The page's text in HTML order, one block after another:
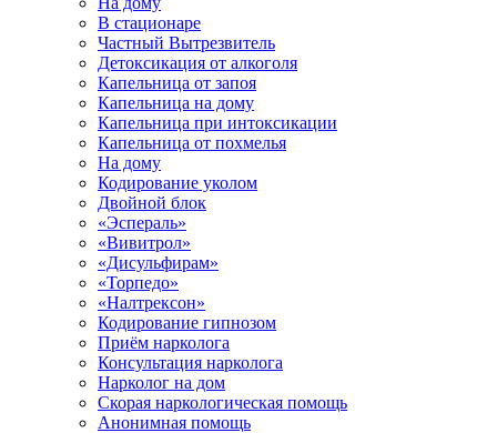
В стационаре
Частный Вытрезвитель
Детоксикация от алкоголя
Капельница от запоя
Капельница на дому
Капельница при интоксикации
Капельница от похмелья
На дому
Кодирование уколом
Двойной блок
«Эспераль»
«Вивитрол»
«Дисульфирам»
«Торпедо»
«Налтрексон»
Кодирование гипнозом
Приём нарколога
Консультация нарколога
Нарколог на дом
Скорая наркологическая помощь
Анонимная помощь